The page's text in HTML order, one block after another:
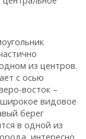
из центров.
с осью
восток –
видовое
берег
в одной из